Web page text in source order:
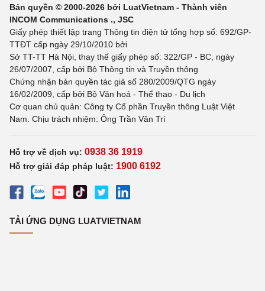
Bản quyền © 2000-2026 bởi LuatVietnam - Thành viên
INCOM Communications ., JSC
Giấy phép thiết lập trang Thông tin điện tử tổng hợp số: 692/GP-
TTĐT cấp ngày 29/10/2010 bởi
Sở TT-TT Hà Nội, thay thế giấy phép số: 322/GP - BC, ngày
26/07/2007, cấp bởi Bộ Thông tin và Truyền thông
Chứng nhận bản quyền tác giả số 280/2009/QTG ngày
16/02/2009, cấp bởi Bộ Văn hoá - Thể thao - Du lịch
Cơ quan chủ quản: Công ty Cổ phần Truyền thông Luật Việt
Nam. Chịu trách nhiệm: Ông Trần Văn Trí
Hỗ trợ về dịch vụ: 0938 36 1919
Hỗ trợ giải đáp pháp luật: 1900 6192
TẢI ỨNG DỤNG LUATVIETNAM